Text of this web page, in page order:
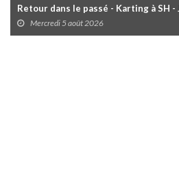
Retour dans le passé - Karting à SH -
Mercredi 5 août 2026